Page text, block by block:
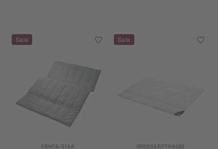
CENTA-STAR SPESSARTTRAUM